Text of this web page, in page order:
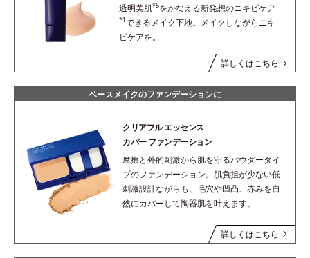
透明美肌*5をかなえる新発想のニキビケア
*1できるメイク下地。メイクしながらニキ
ビケアを。
詳しくはこちら
ベースメイクのファンデーションに
クリアフル エッセンス
カバー ファンデーション
摩擦と外的刺激から肌を守るパウダータイ
プのファンデーション。肌負担が少ない低
刺激設計ながらも、毛穴や凹凸、赤みを自
然にカバーして陶器肌を叶えます。
詳しくはこちら